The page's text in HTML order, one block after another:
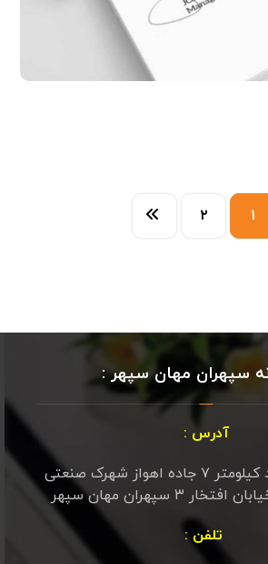
۱ ۲
سپهران مهان سپهر :
آدرس :
لرستان خرم آباد کیلومتر ۷ جاده اهواز شهرک صنعتی
تلفن :